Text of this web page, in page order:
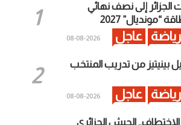
الجزائر إلى نصف نهائي
“مونديال” 2027
عاجل 2026-08-08
بينيتيز من تدريب المنتخب
عاجل 2026-08-08
الجيش الجزائري